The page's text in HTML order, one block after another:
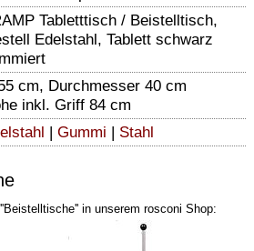
Tabletttisch / Beistelltisch,
Edelstahl, Tablett schwarz
cm, Durchmesser 40 cm
inkl. Griff 84 cm
Gummi Stahl
in unserem rosconi Shop: